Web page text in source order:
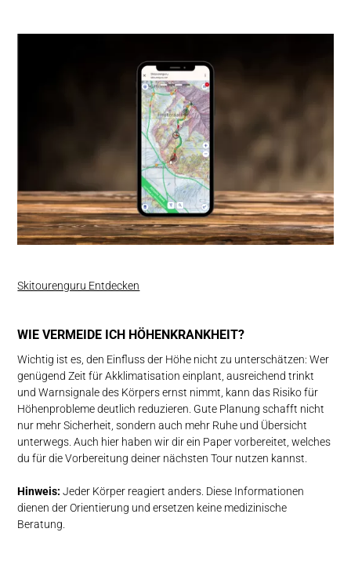
Skitourenguru Entdecken
WIE VERMEIDE ICH HÖHENKRANKHEIT?
Wichtig ist es, den Einfluss der Höhe nicht zu unterschätzen: Wer
genügend Zeit für Akklimatisation einplant, ausreichend trinkt
und Warnsignale des Körpers ernst nimmt, kann das Risiko für
Höhenprobleme deutlich reduzieren. Gute Planung schafft nicht
nur mehr Sicherheit, sondern auch mehr Ruhe und Übersicht
unterwegs. Auch hier haben wir dir ein Paper vorbereitet, welches
du für die Vorbereitung deiner nächsten Tour nutzen kannst.
Hinweis:Jeder Körper reagiert anders. Diese Informationen
dienen der Orientierung und ersetzen keine medizinische
Beratung.